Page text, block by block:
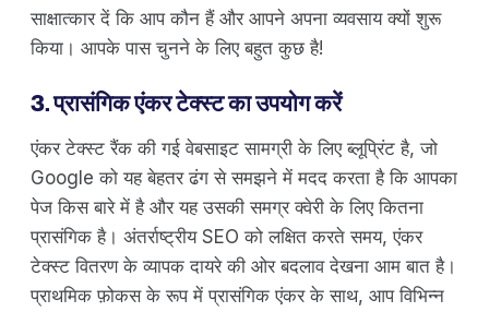
साक्षात्कार दें कि आप कौन हैं और आपने अपना व्यवसाय क्यों शुरू
किया। आपके पास चुनने के लिए बहुत कुछ है!
3. प्रासंगिक एंकर टेक्स्ट का उपयोग करें
एंकर टेक्स्ट रैंक की गई वेबसाइट सामग्री के लिए ब्लूप्रिंट है, जो
Google को यह बेहतर ढंग से समझने में मदद करता है कि आपका
पेज किस बारे में है और यह उसकी समग्र क्वेरी के लिए कितना
प्रासंगिक है। अंतर्राष्ट्रीय SEO को लक्षित करते समय, एंकर
टेक्स्ट वितरण के व्यापक दायरे की ओर बदलाव देखना आम बात है।
प्राथमिक फ़ोकस के रूप में प्रासंगिक एंकर के साथ, आप विभिन्न